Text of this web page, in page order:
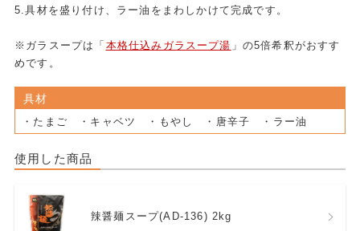
5.具材を盛り付け、ラー油をまわしかけて完成です。
※ガラスープは「 本格仕込みガラスープ湯 」の5倍希釈がおすす
めです。
具材
・たまご ・キャベツ ・もやし ・唐辛子 ・ラー油
使用した商品
辣醤麺スープ(AD-136) 2kg